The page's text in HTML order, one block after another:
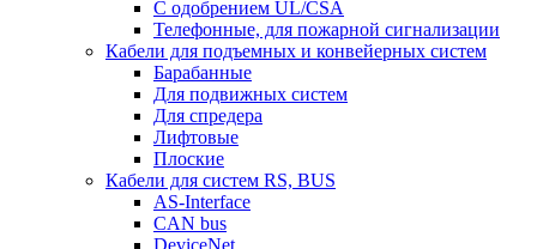
С одобрением UL/CSA
Телефонные, для пожарной сигнализации
Кабели для подъемных и конвейерных систем
Барабанные
Для подвижных систем
Для спредера
Лифтовые
Плоские
Кабели для систем RS, BUS
AS-Interface
CAN bus
DeviceNet